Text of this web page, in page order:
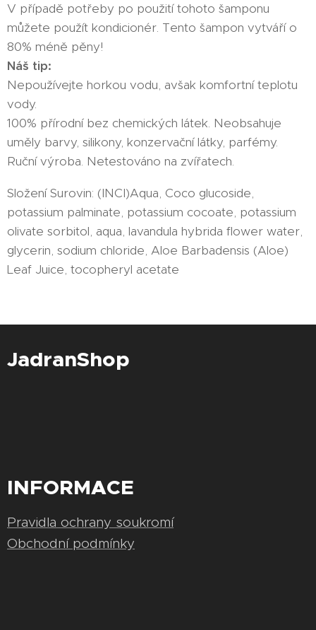
V případě potřeby po použití tohoto šamponu
můžete použít kondicionér. Tento šampon vytváří o
80% méně pěny!
Náš tip:
Nepoužívejte horkou vodu, avšak komfortní teplotu
vody.
100% přírodní bez chemických látek. Neobsahuje
uměly barvy, silikony, konzervační látky, parfémy.
Ruční výroba. Netestováno na zvířatech.
Složení Surovin: (INCI)Aqua, Coco glucoside,
potassium palminate, potassium cocoate, potassium
olivate sorbitol, aqua, lavandula hybrida flower water,
glycerin, sodium chloride, Aloe Barbadensis (Aloe)
Leaf Juice, tocopheryl acetate
JadranShop
INFORMACE
Pravidla ochrany soukromí
Obchodní podmínky